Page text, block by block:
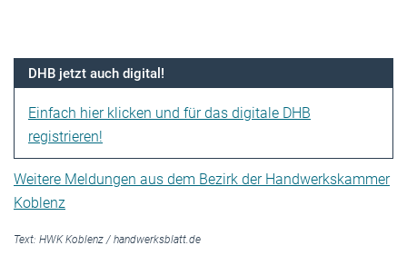
DHB jetzt auch digital!
Einfach hier klicken und für das digitale DHB
registrieren!
Weitere Meldungen aus dem Bezirk der Handwerkskammer
Koblenz
Text: HWK Koblenz / handwerksblatt.de